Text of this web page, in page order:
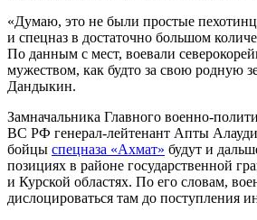
«Думаю, это не были простые
и спецназ в достаточно большом
По данным с мест, воевали
мужеством, как будто за свою родную
Дандыкин.
Замначальника Главного военно-
ВС РФ генерал-лейтенант Апты
бойцы спецназа «Ахмат» будут и
позициях в районе государственной
и Курской областях. По его словам,
дислоцироваться там до поступления